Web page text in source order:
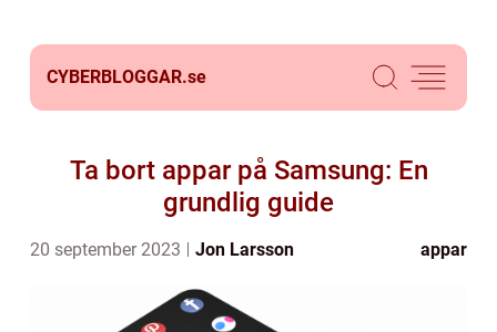
CYBERBLOGGAR.se
Ta bort appar på Samsung: En
grundlig guide
20 september 2023 Jon Larsson appar